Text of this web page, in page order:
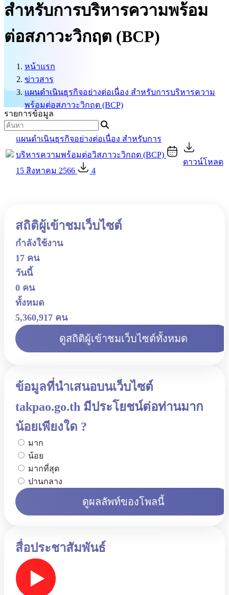
สำหรับการบริหารความพร้อม
ต่อสภาวะวิกฤต (BCP)
หน้าแรก
ข่าวสาร
แผนดำเนินธุรกิจอย่างต่อเนื่อง สำหรับการบริหารความ
พร้อมต่อสภาวะวิกฤต (BCP)
รายการข้อมูล
แผนดำเนินธุรกิจอย่างต่อเนื่อง สำหรับการ
บริหารความพร้อมต่อวิสภาวะวิกฤต (BCP)
15 สิงหาคม 2566
4
ดาวน์โหลด
สถิติผู้เข้าชมเว็บไซต์
กำลังใช้งาน
17 คน
วันนี้
0 คน
ทั้งหมด
5,360,917 คน
ดูสถิติผู้เข้าชมเว็บไซต์ทั้งหมด
ข้อมูลที่นำเสนอบนเว็บไซต์
takpao.go.th มีประโยชน์ต่อท่านมาก
น้อยเพียงใด ?
มาก
น้อย
มากที่สุด
ปานกลาง
ดูผลลัพท์ของโพลนี้
สื่อประชาสัมพันธ์